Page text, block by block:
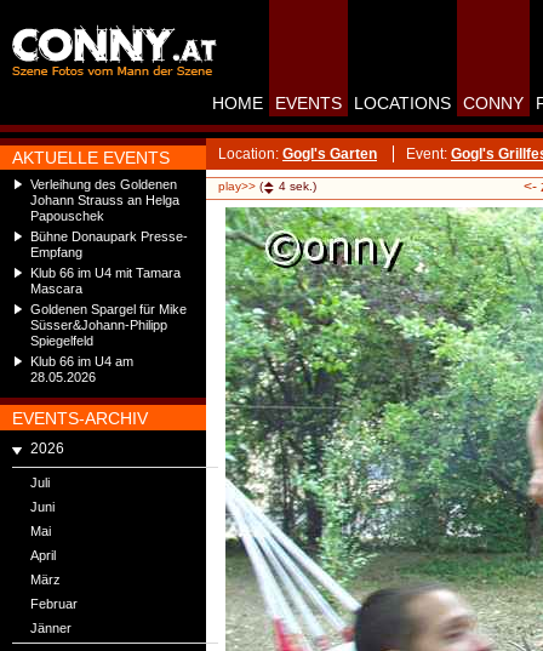
AKTUELLE EVENTS
Verleihung des Goldenen
Johann Strauss an Helga
Papouschek
Bühne Donaupark Presse-
Empfang
Klub 66 im U4 mit Tamara
Mascara
Goldenen Spargel für Mike
Süsser&Johann-Philipp
Spiegelfeld
Klub 66 im U4 am
28.05.2026
EVENTS-ARCHIV
2026
Juli
Juni
Mai
April
März
Februar
Jänner
HOME EVENTS LOCATIONS CONNY
Location: Gogl's Garten Event: Gogl's
play>> ( 4 sek.) <-